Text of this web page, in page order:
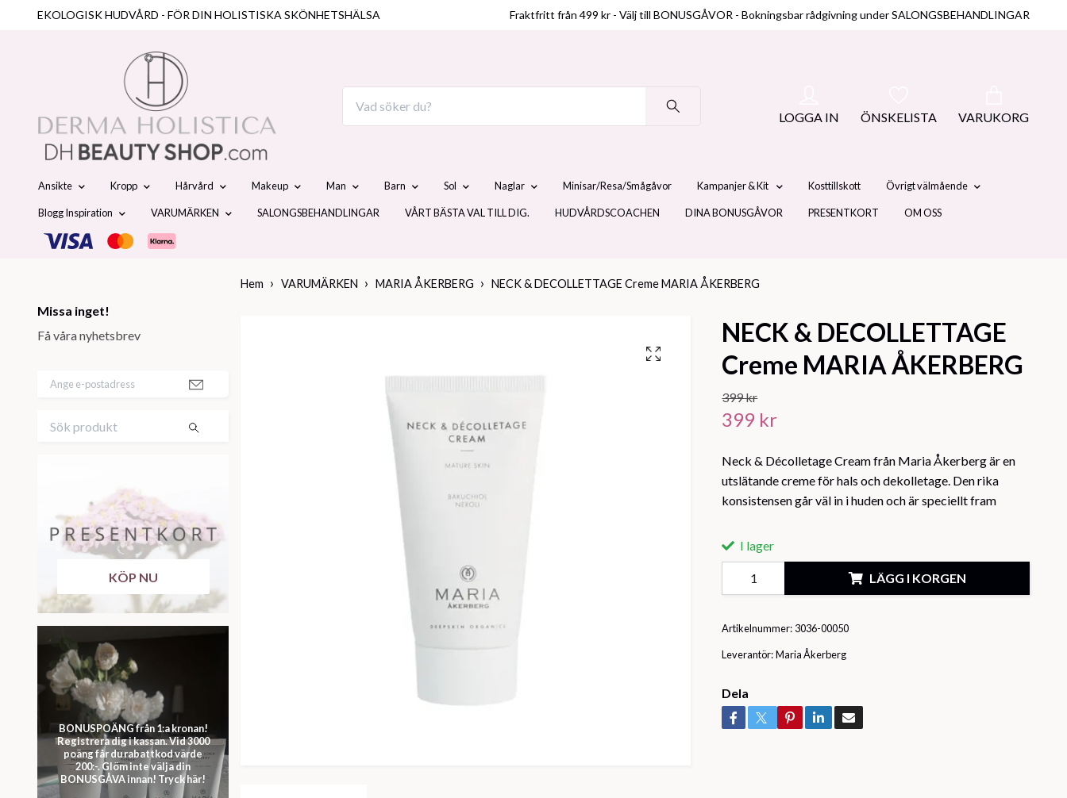
EKOLOGISK HUDVÅRD - FÖR DIN HOLISTISKA SKÖNHETSHÄLSA Fraktfritt från 499 kr - Välj till BONUSGÅVOR - Bokningsbar rådgivning under SALONGSBEHANDLINGAR
LOGGA IN ÖNSKELISTA VARUKORG
Ansikte Kropp Hårvård Makeup Man Barn Sol Naglar Minisar/Resa/Smågåvor Kampanjer & Kit Kosttillskott Övrigt välmående
Blogg Inspiration VARUMÄRKEN SALONGSBEHANDLINGAR VÅRT BÄSTA VAL TILL DIG. HUDVÅRDSCOACHEN DINA BONUSGÅVOR PRESENTKORT OM OSS
Missa inget!
Få våra nyhetsbrev
KÖP NU
BONUSPOÄNG från 1:a kronan!
Registrera dig i kassan. Vid 3000
poäng får du rabattkod värde
200:-. Glöm inte välja din
BONUSGÅVA innan! Tryck här!
Hem VARUMÄRKEN MARIA ÅKERBERG NECK & DECOLLETTAGE Creme MARIA ÅKERBERG
NECK & DECOLLETTAGE
Creme MARIA ÅKERBERG
399 kr
399 kr
Neck & Décolletage Cream från Maria Åkerberg är en
utslätande creme för hals och dekolletage. Den rika
konsistensen går väl in i huden och är speciellt fram
I lager
LÄGG I KORGEN
Artikelnummer: 3036-00050
Leverantör: Maria Åkerberg
Dela